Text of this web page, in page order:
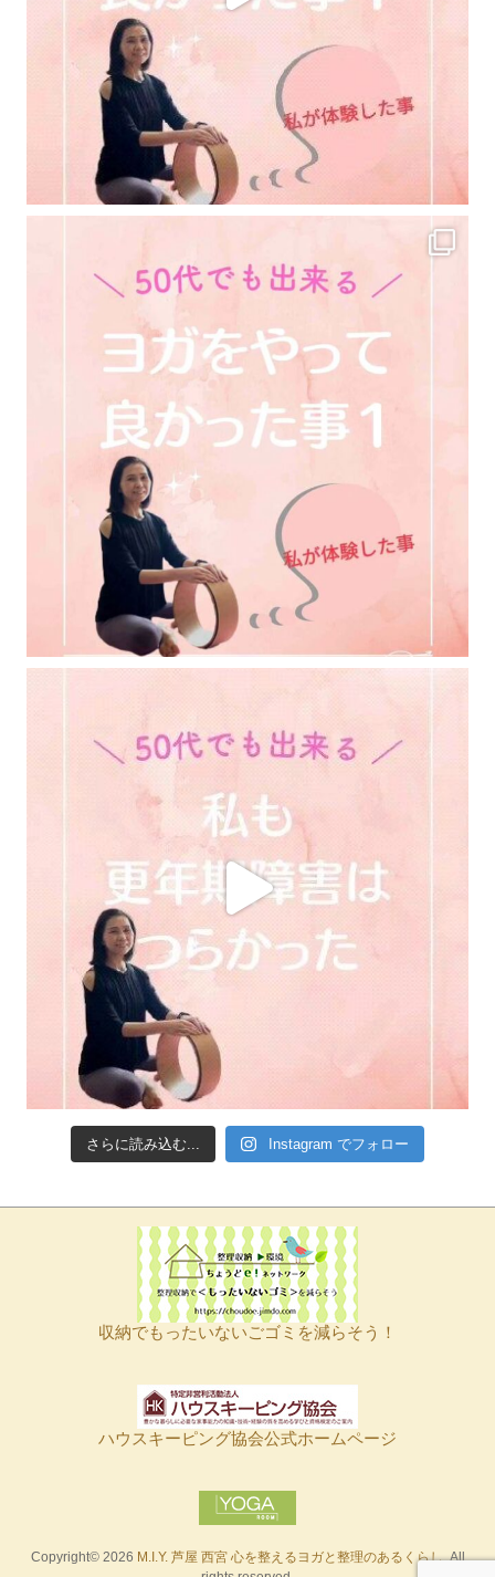
さらに読み込む... Instagram でフォロー
収納でもったいないごゴミを減らそう！
ハウスキーピング協会公式ホームページ
Copyright© 2026 M.I.Y. 芦屋 西宮 心を整えるヨガと整理のあるくらし. All